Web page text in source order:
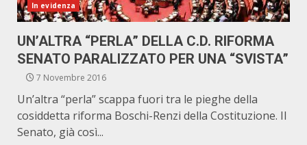
In evidenza
UN’ALTRA “PERLA” DELLA C.D. RIFORMA
SENATO PARALIZZATO PER UNA “SVISTA”
7 Novembre 2016
Un’altra “perla” scappa fuori tra le pieghe della
cosiddetta riforma Boschi-Renzi della Costituzione. Il
Senato, già così...